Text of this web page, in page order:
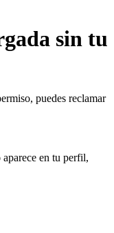
sin tu
puedes reclamar
en tu perfil,